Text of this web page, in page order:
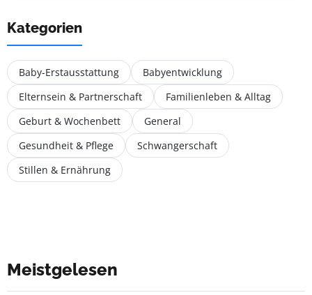
Kategorien
Baby-Erstausstattung
Babyentwicklung
Elternsein & Partnerschaft
Familienleben & Alltag
Geburt & Wochenbett
General
Gesundheit & Pflege
Schwangerschaft
Stillen & Ernährung
Meistgelesen